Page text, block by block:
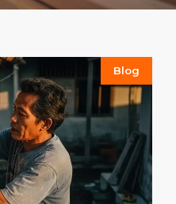
Blog